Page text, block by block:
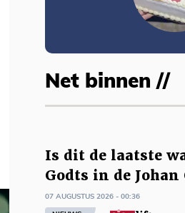
Net binnen //
Is dit de laatste
Godts in de
07 AUGUSTUS 2026 - 00:36